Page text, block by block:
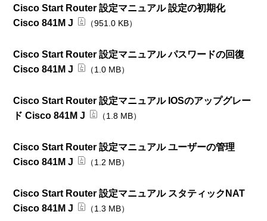
Cisco Start Router 設定マニュアル 設定の初期化
Cisco 841M J
（951.0 KB）
Cisco Start Router 設定マニュアル パスワードの回復
Cisco 841M J
（1.0 MB）
Cisco Start Router 設定マニュアル IOSのアップグレー
ド Cisco 841M J
（1.8 MB）
Cisco Start Router 設定マニュアル ユーザーの管理
Cisco 841M J
（1.2 MB）
Cisco Start Router 設定マニュアル スタティックNAT
Cisco 841M J
（1.3 MB）